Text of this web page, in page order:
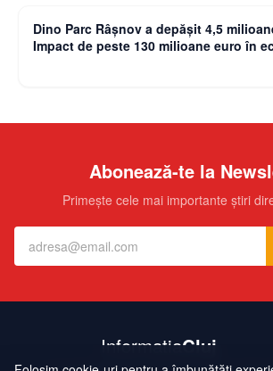
Dino Parc Râșnov a depășit 4,5
Impact de peste 130 milioane euro în
Abonează-te la
Primește cele mai importante știri